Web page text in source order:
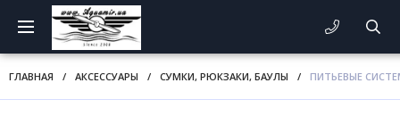
ГЛАВНАЯ / АКСЕССУАРЫ / СУМКИ, РЮКЗАКИ, БАУЛЫ / ПИТЬЕВЫЕ